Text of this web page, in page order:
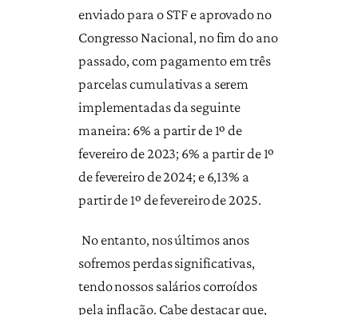
enviado para o STF e aprovado no
Congresso Nacional, no fim do ano
passado, com pagamento em três
parcelas cumulativas a serem
implementadas da seguinte
maneira: 6% a partir de 1º de
fevereiro de 2023; 6% a partir de 1º
de fevereiro de 2024; e 6,13% a
partir de 1º de fevereiro de 2025.
No entanto, nos últimos anos
sofremos perdas significativas,
tendo nossos salários corroídos
pela inflação. Cabe destacar que,